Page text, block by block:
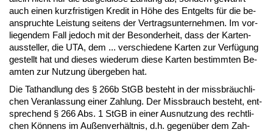
auch ei­nen kurz­fris­ti­gen Kre­dit in Höhe des Ent­gelts für die be­
an­spruch­te Leis­tung sei­tens der Ver­trags­un­ter­neh­men. Im vor­
lie­gen­dem Fall je­doch mit der Be­son­der­heit, dass der Kar­ten­
aus­stel­ler, die UTA, dem ... ver­schie­de­ne Kar­ten zur Verfügung
ge­stellt hat und die­ses wie­der­um die­se Kar­ten be­stimm­ten Be­
am­ten zur Nut­zung über­ge­ben hat.
Die Tat­hand­lung des § 266b StGB be­steht in der miss­bräuch­li­
chen Ver­an­las­sung ei­ner Zah­lung. Der Miss­brauch be­steht, ent­
spre­chend § 266 Abs. 1 StGB in ei­ner Aus­nut­zung des recht­li­
chen Könnens im Außen­verhält­nis, d.h. ge­genüber dem Zah­